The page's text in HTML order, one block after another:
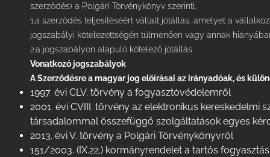
szerződés) a Polgári Törvénykönyv szerinti,
1.a szerződés teljesítéséért vállalt jótállás, amelyet a
jogszabályi kötelezettségén túlmenően vagy annak
2.a jogszabályon alapuló kötelező jótállás
Vonatkozó jogszabályok
A Szerződésre a magyar jog előírásai az irányadóak, és
1997. évi CLV. törvény a fogyasztóvédelemről
2001. évi CVIII. törvény az elektronikus kereskedelmi
társadalommal összefüggő szolgáltatások egyes
2013. évi V. törvény a Polgári Törvénykönyvről
151/2003. (IX.22.) kormányrendelet a tartós